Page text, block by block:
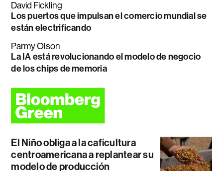
David Fickling
Los puertos que impulsan el comercio mundial se
están electrificando
Parmy Olson
La IA está revolucionando el modelo de negocio
de los chips de memoria
El Niño obliga a la caficultura
centroamericana a replantear su
modelo de producción